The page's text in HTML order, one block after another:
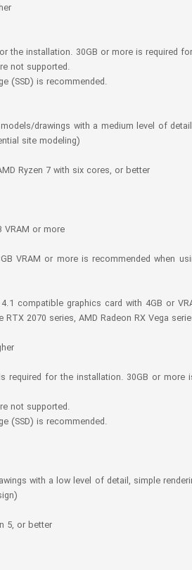
the installation. 30GB or more is required
not supported.
(SSD) is recommended.
drawings with a medium level of
site modeling)
Ryzen 7 with six cores, or better
VRAM or more
VRAM or more is recommended when
compatible graphics card with 4GB or
2070 series, AMD Radeon RX Vega
required for the installation. 30GB or
not supported.
(SSD) is recommended.
with a low level of detail, simple
5, or better